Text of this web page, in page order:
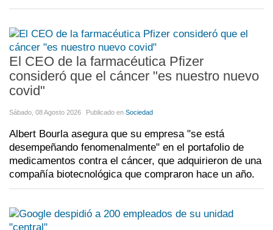
El CEO de la farmacéutica Pfizer
consideró que el cáncer "es nuestro nuevo
covid"
Sábado, 08 Agosto 2026 Publicado en Sociedad
Albert Bourla asegura que su empresa "se está
desempeñando fenomenalmente" en el portafolio de
medicamentos contra el cáncer, que adquirieron de una
compañía biotecnológica que compraron hace un año.